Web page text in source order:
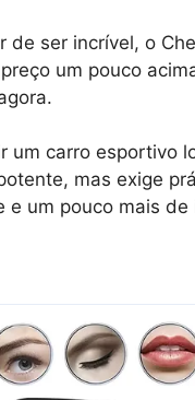
de ser incrível, o
um pouco
um carro esportivo
mas exige
e um pouco mais de